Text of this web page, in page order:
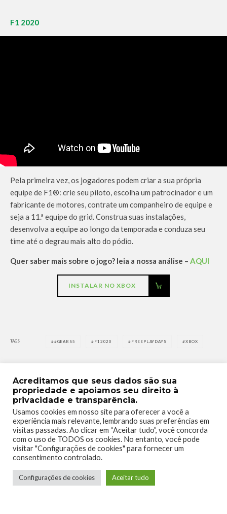
F1 2020
Pela primeira vez, os jogadores podem criar a sua própria
equipe de F1®: crie seu piloto, escolha um patrocinador e um
fabricante de motores, contrate um companheiro de equipe e
seja a 11.ª equipe do grid. Construa suas instalações,
desenvolva a equipe ao longo da temporada e conduza seu
time até o degrau mais alto do pódio.
Quer saber mais sobre o jogo? leia a nossa análise – AQUI
INSTALAR NO XBOX
TAGS #GEARS5 F12020 FREEPLAYDAYS XBOX
0 1
0
Acreditamos que seus dados são sua
propriedade e apoiamos seu direito à
privacidade e transparência.
Usamos cookies em nosso site para oferecer a você a
experiência mais relevante, lembrando suas preferências em
visitas passadas. Ao clicar em “Aceitar tudo”, você concorda
com o uso de TODOS os cookies. No entanto, você pode
visitar "Configurações de cookies" para fornecer um
consentimento controlado.
Configurações de cookies Aceitar tudo